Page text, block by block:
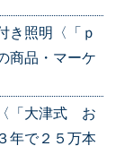
き照明〈「ｐ
商品・マーケ
「大津式 お
年で２５万本